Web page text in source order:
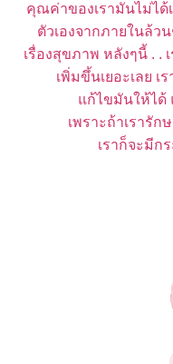
คุณค่าของเรามันไม่ได้
ตัวเองจากภายในล้ว
เรื่องสุขภาพ หลังๆนี้ . .
เพิ่มขึ้นเยอะเลย
ก้ไขมันให้ได้
เพราะถ้าเรารัก
เราก็จะมีก